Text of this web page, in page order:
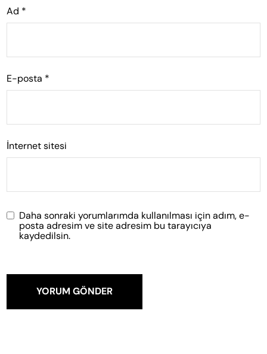
Ad *
E-posta *
İnternet sitesi
Daha sonraki yorumlarımda kullanılması için adım, e-
posta adresim ve site adresim bu tarayıcıya
kaydedilsin.
YORUM GÖNDER